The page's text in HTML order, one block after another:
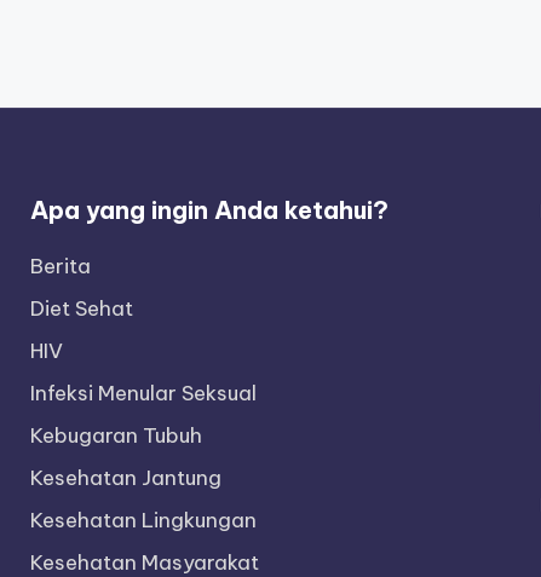
Apa yang ingin Anda ketahui?
Berita
Diet Sehat
HIV
Infeksi Menular Seksual
Kebugaran Tubuh
Kesehatan Jantung
Kesehatan Lingkungan
Kesehatan Masyarakat